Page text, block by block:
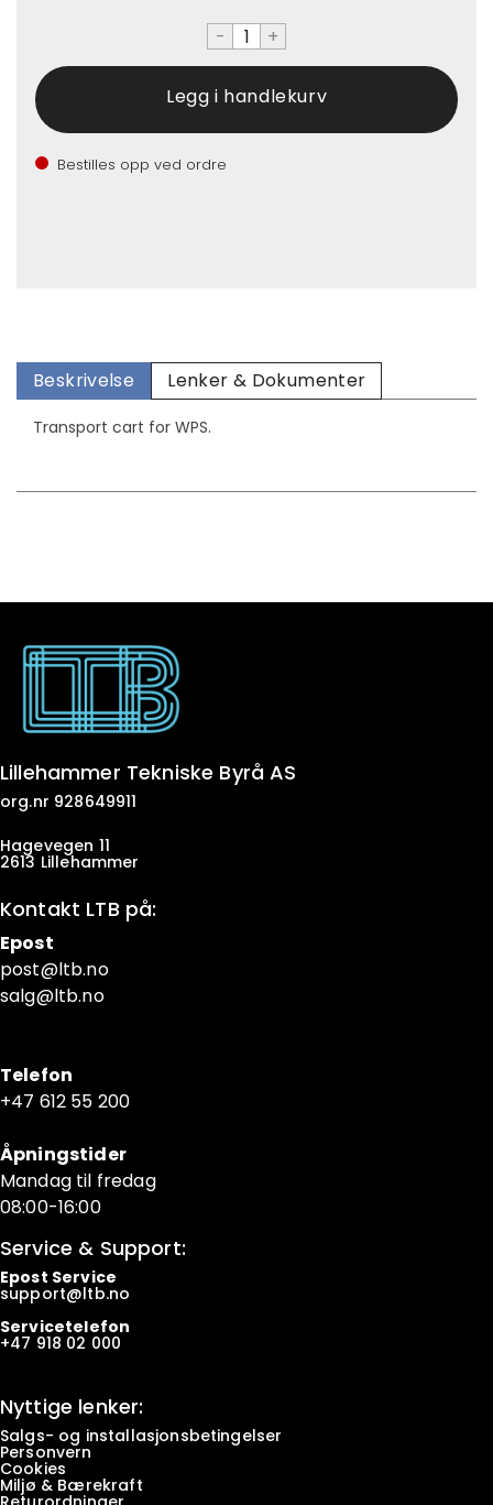
- +
Bestilles opp ved ordre
Beskrivelse Lenker & Dokumenter
Transport cart for WPS.
Lillehammer Tekniske Byrå AS
org.nr 928649911
Hagevegen 11
2613 Lillehammer
Kontakt LTB på:
Epost
post@ltb.no
salg@ltb.no
Telefon
+47 612 55 200
Åpningstider
Mandag til fredag
08:00-16:00
Service & Support:
Epost Service
support@ltb.no
Servicetelefon
+47 918 02 000
Nyttige lenker:
Salgs- og installasjonsbetingelser
Personvern
Cookies
Miljø & Bærekraft